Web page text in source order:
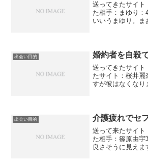
送ってきたサイト
た相手：まゆり：
いいうまゆり。ま
子供もいないの...
出会い目的 婚約者を自殺
送ってきたサイト
たサイト：桜井麗
すが彼はなくなり
ません。婚約破棄
出会い目的 介護疲れでセ
送って来たサイト
た相手：篠原由宇
良さそうに見えま